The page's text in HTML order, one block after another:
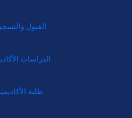
القبول
الدراسات
طلبة